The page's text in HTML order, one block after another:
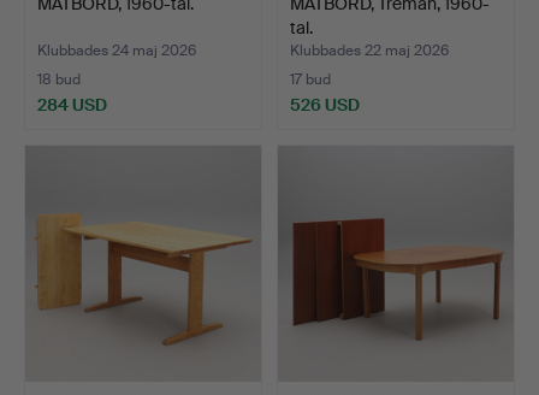
Klubbades 24 maj 2026
18 bud
284 USD
tal.
Klubbades 22 maj 2026
17 bud
526 USD